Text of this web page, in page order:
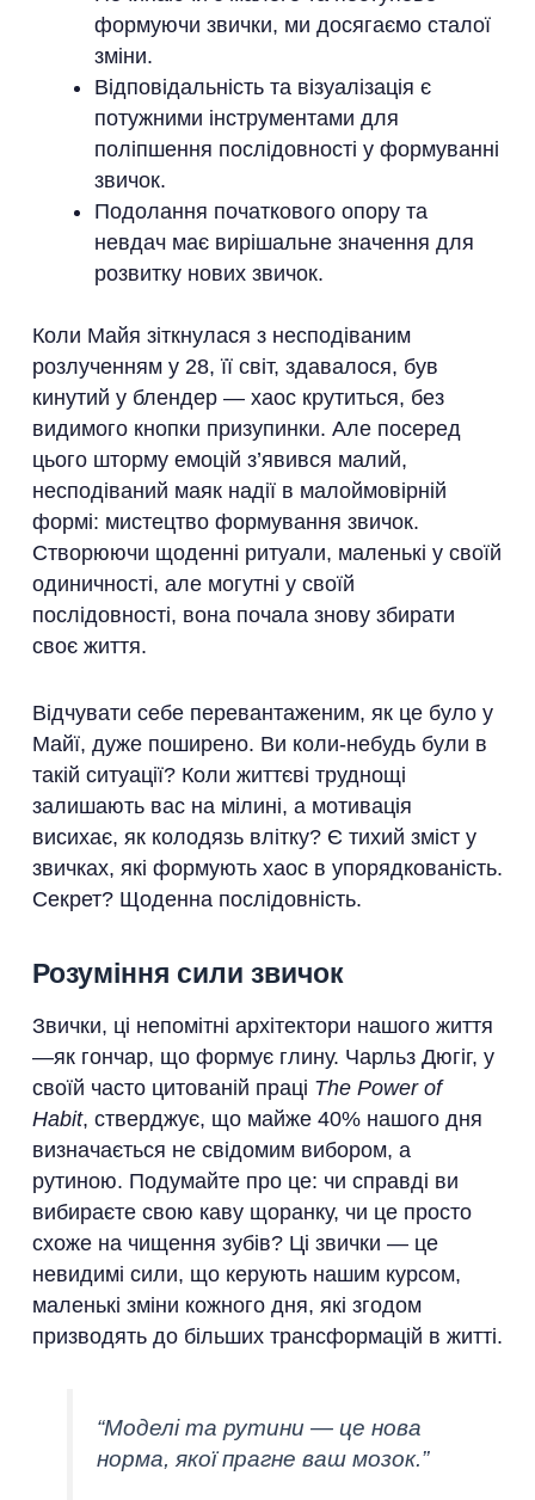
формуючи звички, ми досягаємо сталої
зміни.
Відповідальність та візуалізація є
потужними інструментами для
поліпшення послідовності у формуванні
звичок.
Подолання початкового опору та
невдач має вирішальне значення для
розвитку нових звичок.
Коли Майя зіткнулася з несподіваним
розлученням у 28, її світ, здавалося, був
кинутий у блендер — хаос крутиться, без
видимого кнопки призупинки. Але посеред
цього шторму емоцій з’явився малий,
несподіваний маяк надії в малоймовірній
формі: мистецтво формування звичок.
Створюючи щоденні ритуали, маленькі у своїй
одиничності, але могутні у своїй
послідовності, вона почала знову збирати
своє життя.
Відчувати себе перевантаженим, як це було у
Майї, дуже поширено. Ви коли-небудь були в
такій ситуації? Коли життєві труднощі
залишають вас на мілині, а мотивація
висихає, як колодязь влітку? Є тихий зміст у
звичках, які формують хаос в упорядкованість.
Секрет? Щоденна послідовність.
Розуміння сили звичок
Звички, ці непомітні архітектори нашого життя
—як гончар, що формує глину. Чарльз Дюгіг, у
своїй часто цитованій праці The Power of
Habit, стверджує, що майже 40% нашого дня
визначається не свідомим вибором, а
рутиною. Подумайте про це: чи справді ви
вибираєте свою каву щоранку, чи це просто
схоже на чищення зубів? Ці звички — це
невидимі сили, що керують нашим курсом,
маленькі зміни кожного дня, які згодом
призводять до більших трансформацій в житті.
“Моделі та рутини — це нова
норма, якої прагне ваш мозок.”